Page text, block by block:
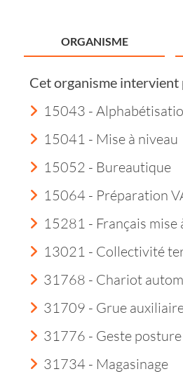
ORGANISME
Cet organisme intervient
15043 -
15041 - Mise à niveau
15052 - Bureautique
15064 - Préparation
15281 - Français mise
13021 - Collectivité
31768 - Chariot
31709 - Grue
31776 - Geste posture
31734 - Magasinage